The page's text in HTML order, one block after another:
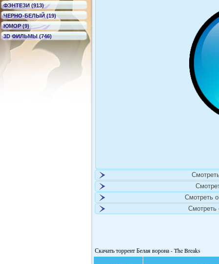
ФЭНТЕЗИ (913)
ЧЕРНО-БЕЛЫЙ (19)
ЮМОР (9)
3D ФИЛЬМЫ (746)
Смотреть
Смотреть
Скачать торрент Белая ворона - The Breaks